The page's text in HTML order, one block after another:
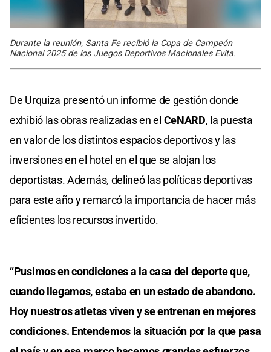
Durante la reunión, Santa Fe recibió la Copa de Campeón
Nacional 2025 de los Juegos Deportivos Macionales Evita.
De Urquiza presentó un informe de gestión donde
exhibió las obras realizadas en el CeNARD, la puesta
en valor de los distintos espacios deportivos y las
inversiones en el hotel en el que se alojan los
deportistas. Además, delineó las políticas deportivas
para este año y remarcó la importancia de hacer más
eficientes los recursos invertido.
“Pusimos en condiciones a la casa del deporte que,
cuando llegamos, estaba en un estado de abandono.
Hoy nuestros atletas viven y se entrenan en mejores
condiciones. Entendemos la situación por la que pasa